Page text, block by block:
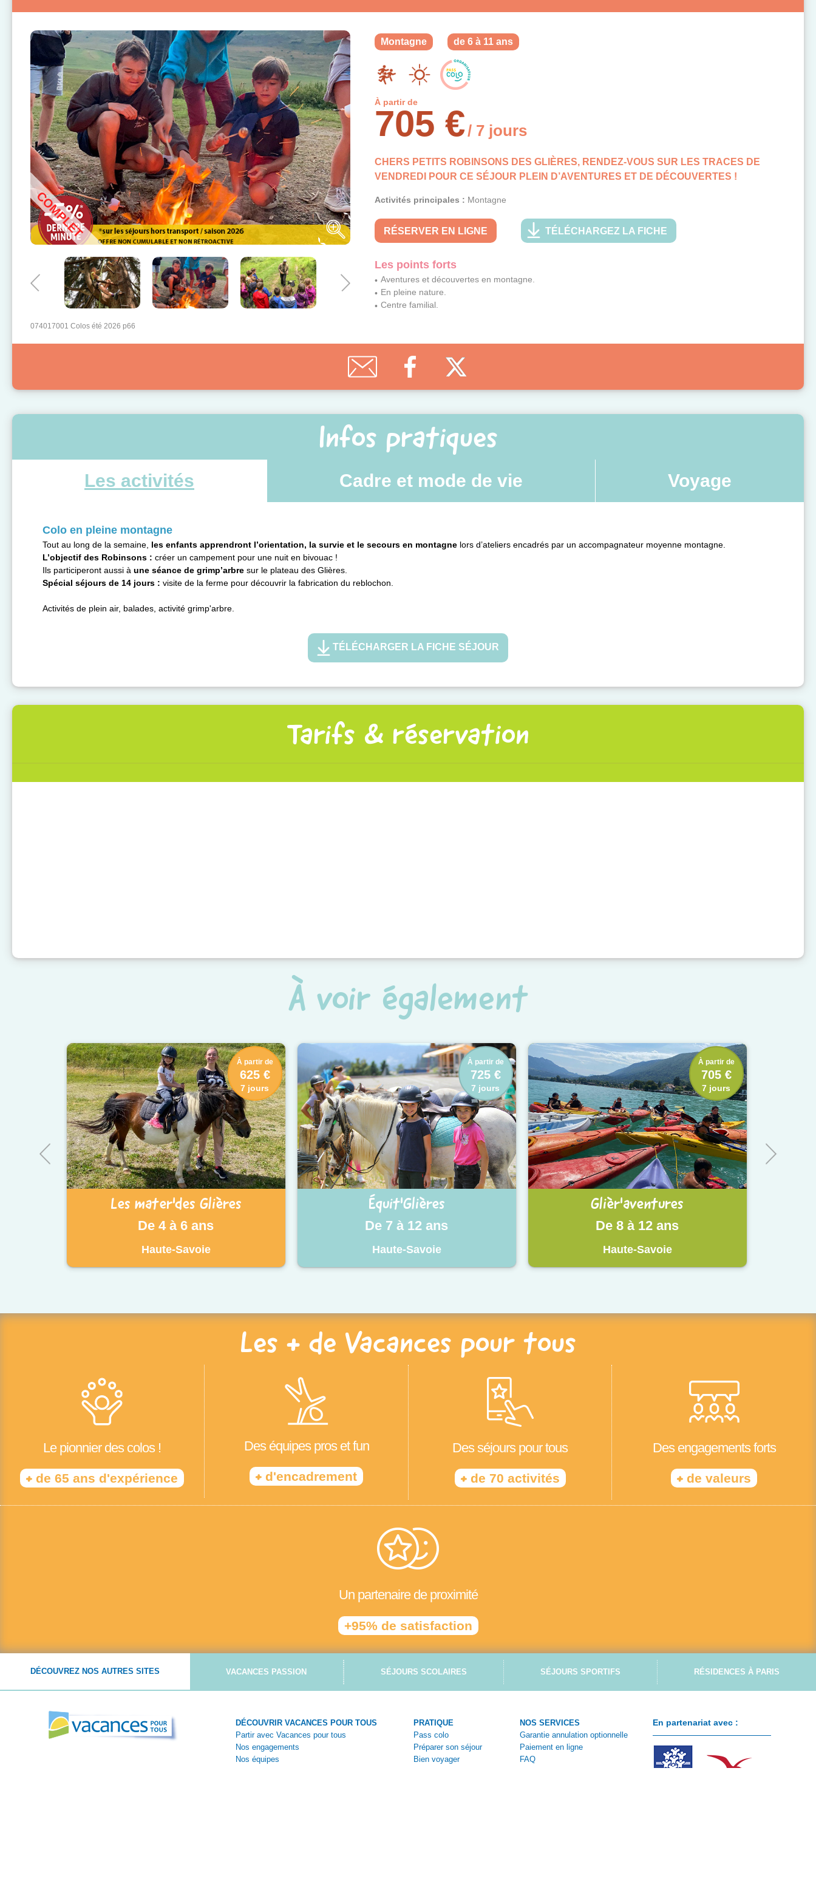
COMPLET
074017001 Colos été 2026 p66
Montagne de 6 à 11 ans
À partir de
705 €/ 7 jours
CHERS PETITS ROBINSONS DES GLIÈRES, RENDEZ-VOUS SUR LES TRACES DE
VENDREDI POUR CE SÉJOUR PLEIN D’AVENTURES ET DE DÉCOUVERTES !
Activités principales : Montagne
RÉSERVER EN LIGNE TÉLÉCHARGEZ LA FICHE
Les points forts
Aventures et découvertes en montagne.
En pleine nature.
Centre familial.
Infos pratiques
Les activités Cadre et mode de vie Voyage
Colo en pleine montagne
Tout au long de la semaine, les enfants apprendront l’orientation, la survie et le secours en montagne lors d’ateliers encadrés par un accompagnateur moyenne montagne.
L’objectif des Robinsons : créer un campement pour une nuit en bivouac !
Ils participeront aussi à une séance de grimp’arbre sur le plateau des Glières.
Spécial séjours de 14 jours : visite de la ferme pour découvrir la fabrication du reblochon.
Activités de plein air, balades, activité grimp'arbre.
TÉLÉCHARGER LA FICHE SÉJOUR
Tarifs & réservation
À voir également
Les mater'des Glières
De 4 à 6 ans
Haute-Savoie
À partir de
625 €
7 jours
Équit'Glières
De 7 à 12 ans
Haute-Savoie
À partir de
725 €
7 jours
Glièr'aventures
De 8 à 12 ans
Haute-Savoie
À partir de
705 €
7 jours
Les + de Vacances pour tous
Le pionnier des colos !
+ de 65 ans d'expérience
Des équipes pros et fun
+ d'encadrement
Des séjours pour tous
+de 70 activités
Des engagements forts
+ de valeurs
Un partenaire de proximité
+95% de satisfaction
DÉCOUVREZ NOS AUTRES SITES VACANCES PASSION SÉJOURS SCOLAIRES SÉJOURS SPORTIFS RÉSIDENCES À PARIS
DÉCOUVRIR VACANCES POUR TOUS
Partir avec Vacances pour tous
Nos engagements
Nos équipes
PRATIQUE
Pass colo
Préparer son séjour
Bien voyager
NOS SERVICES
Garantie annulation optionnelle
Paiement en ligne
FAQ
En partenariat avec :